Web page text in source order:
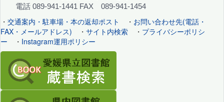
電話 089-941-1441 FAX 089-941-1454
・ 交通案内・駐車場・本の返却ポスト ・ お問い合わせ先(電話・
FAX・メールアドレス) ・ サイト内検索 ・ プライバシーポリシ
ー ・ Instagram運用ポリシー